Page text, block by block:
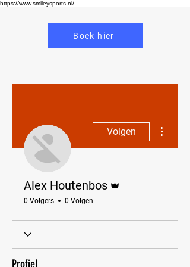
https://www.smileysports.nl/
Boek hier
Volgen
Alex Houtenbos
0 Volgers 0 Volgen
Profiel